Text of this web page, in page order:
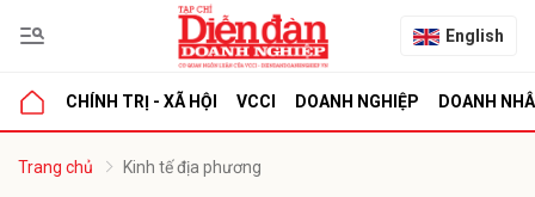
English
CHÍNH TRỊ - XÃ HỘI VCCI DOANH NGHIỆP DOANH
Trang chủ Kinh tế địa phương
luận